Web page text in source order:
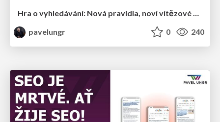
Hra o vyhledávání: Nová pravidla, noví vítězové a nové oběti
pavelungr
0 240